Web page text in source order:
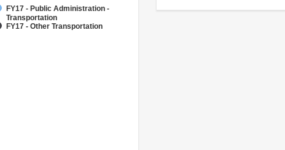
FY17 - Public Administration -
Transportation
FY17 - Other Transportation